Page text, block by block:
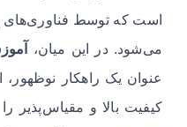
است که توسط
می‌شود. در این میان،
عنوان یک راهکار نوظهور،
کیفیت بالا و مقیاس‌پذیر